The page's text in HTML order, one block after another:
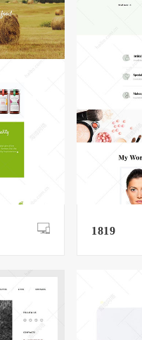
1819